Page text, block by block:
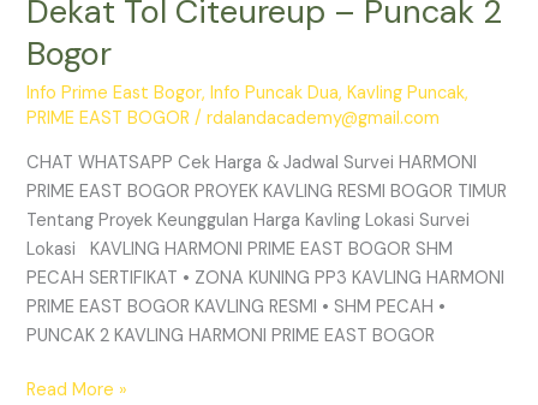
Dekat Tol Citeureup – Puncak 2
Bogor
Info Prime East Bogor,Info Puncak Dua,Kavling Puncak,
PRIME EAST BOGOR /rdalandacademy@gmail.com
CHAT WHATSAPP Cek Harga & Jadwal Survei HARMONI
PRIME EAST BOGOR PROYEK KAVLING RESMI BOGOR TIMUR
Tentang Proyek Keunggulan Harga Kavling Lokasi Survei
Lokasi KAVLING HARMONI PRIME EAST BOGOR SHM
PECAH SERTIFIKAT • ZONA KUNING PP3 KAVLING HARMONI
PRIME EAST BOGOR KAVLING RESMI • SHM PECAH •
PUNCAK 2 KAVLING HARMONI PRIME EAST BOGOR
Read More »